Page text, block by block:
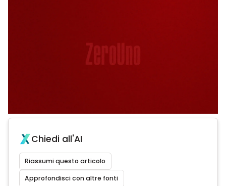
Chiedi all'AI
Riassumi questo articolo
Approfondisci con altre fonti